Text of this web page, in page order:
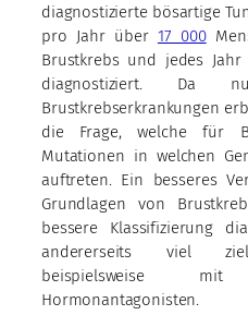
diagnostizierte bösartige
pro Jahr über 17 000
Brustkrebs und jedes
diagnostiziert.
Brustkrebserkrankungen
die Frage, welche für
Mutationen in welchen
auftreten. Ein besseres
Grundlagen von
bessere Klassifizierung
andererseits viel
beispielsweise
Hormonantagonisten.